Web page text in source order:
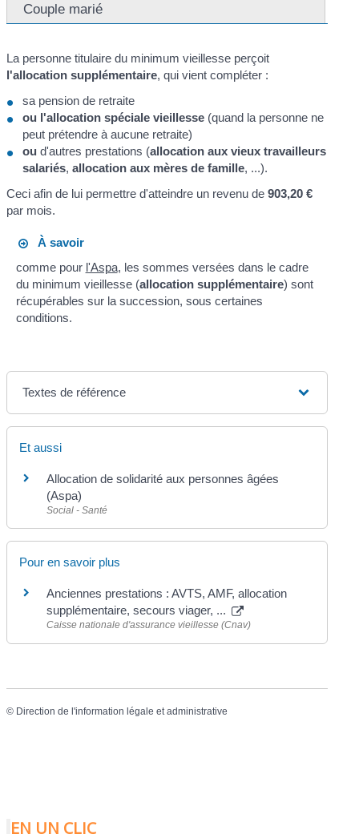
Couple marié
La personne titulaire du minimum vieillesse perçoit
l'allocation supplémentaire, qui vient compléter :
sa pension de retraite
ou l'allocation spéciale vieillesse (quand la personne ne
peut prétendre à aucune retraite)
ou d'autres prestations (allocation aux vieux travailleurs
salariés,allocation aux mères de famille, ...).
Ceci afin de lui permettre d'atteindre un revenu de903,20 €
par mois.
À savoir
comme pour l'Aspa, les sommes versées dans le cadre
du minimum vieillesse (allocation supplémentaire) sont
récupérables sur la succession, sous certaines
conditions.
Textes de référence
Et aussi
Allocation de solidarité aux personnes âgées
(Aspa)
Social - Santé
Pour en savoir plus
Anciennes prestations : AVTS, AMF, allocation
supplémentaire, secours viager, ...
Caisse nationale d'assurance vieillesse (Cnav)
© Direction de l'information légale et administrative
EN UN CLIC